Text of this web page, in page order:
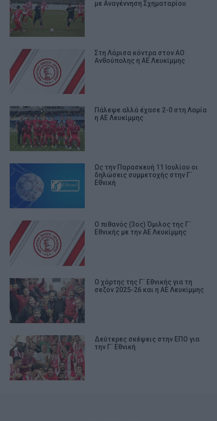
με Αναγέννηση Σχηματαρίου
Στη Λάρισα κόντρα στον ΑΟ
Ανθούπολης η ΑΕ Λευκίμμης
Πάλεψε αλλά έχασε 2-0 στη Λαμία
η ΑΕ Λευκίμμης
Ως την Παρασκευή 11 Ιουλίου οι
δηλώσεις συμμετοχής στην Γ΄
Εθνική
Ο πιθανός (3ος) Όμιλος της Γ΄
Εθνικής με την ΑΕ Λευκίμμης
Ο χάρτης της Γ΄ Εθνικής για τη
σεζόν 2025-26 και η ΑΕ Λευκίμμης
Δεύτερες σκέψεις στην ΕΠΟ για
την Γ΄ Εθνική